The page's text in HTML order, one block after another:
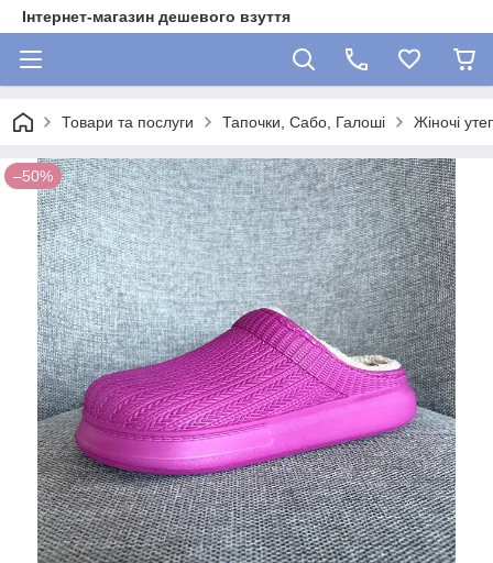
Інтернет-магазин дешевого взуття
Товари та послуги Тапочки, Сабо, Галоші Жіночі
–50%